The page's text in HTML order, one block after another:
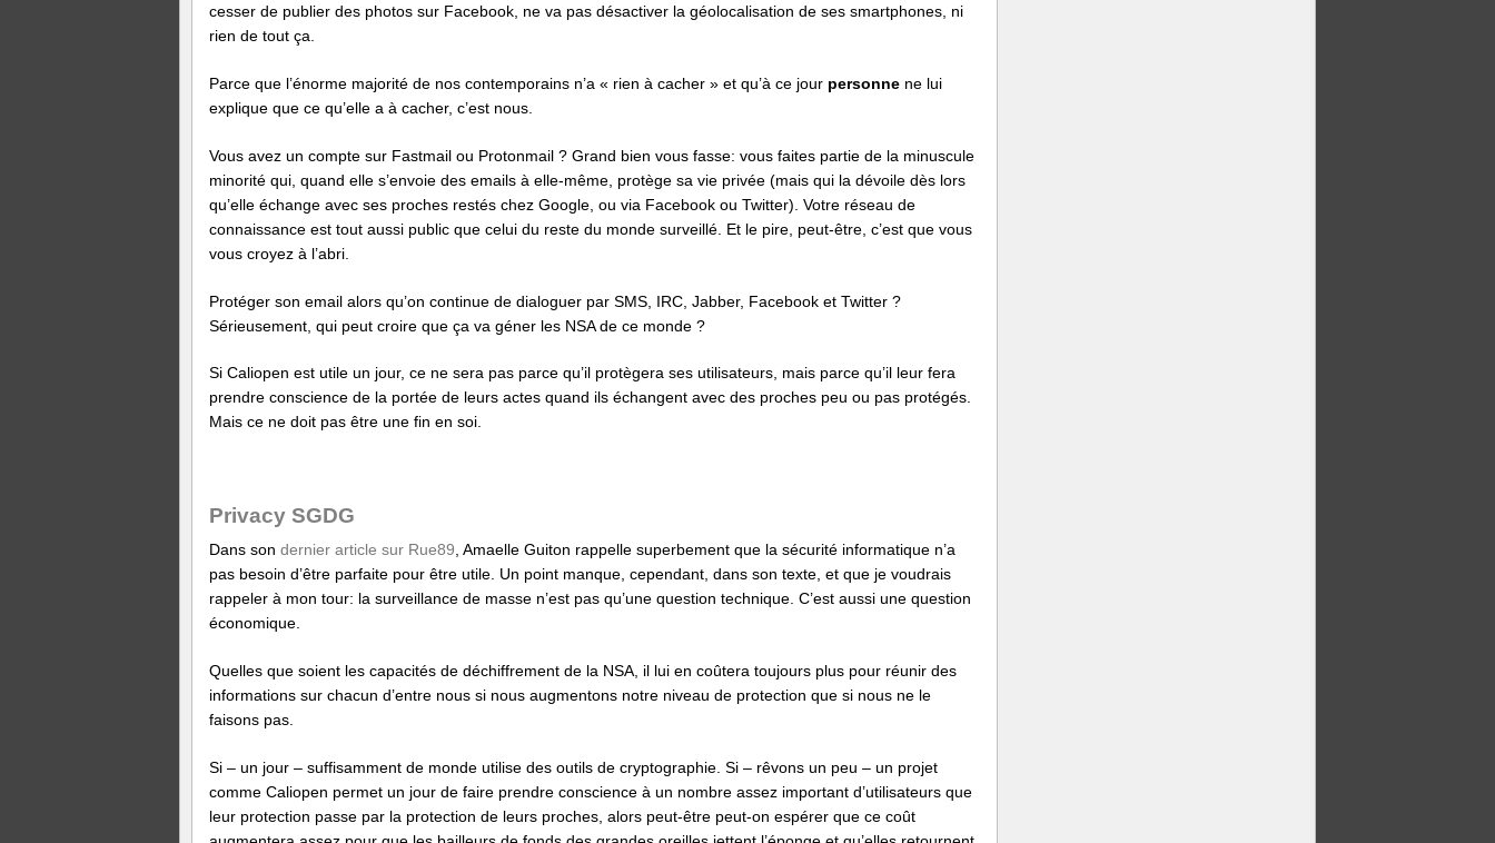
cesser de publier des photos sur Facebook, ne va pas désactiver la géolocalisation de ses smartphones, ni
rien de tout ça.
Parce que l’énorme majorité de nos contemporains n’a « rien à cacher » et qu’à ce jour personne ne lui
explique que ce qu’elle a à cacher, c’est nous.
Vous avez un compte sur Fastmail ou Protonmail ? Grand bien vous fasse: vous faites partie de la minuscule
minorité qui, quand elle s’envoie des emails à elle-même, protège sa vie privée (mais qui la dévoile dès lors
qu’elle échange avec ses proches restés chez Google, ou via Facebook ou Twitter). Votre réseau de
connaissance est tout aussi public que celui du reste du monde surveillé. Et le pire, peut-être, c’est que vous
vous croyez à l’abri.
Protéger son email alors qu’on continue de dialoguer par SMS, IRC, Jabber, Facebook et Twitter ?
Sérieusement, qui peut croire que ça va géner les NSA de ce monde ?
Si Caliopen est utile un jour, ce ne sera pas parce qu’il protègera ses utilisateurs, mais parce qu’il leur fera
prendre conscience de la portée de leurs actes quand ils échangent avec des proches peu ou pas protégés.
Mais ce ne doit pas être une fin en soi.
Privacy SGDG
Dans son dernier article sur Rue89, Amaelle Guiton rappelle superbement que la sécurité informatique n’a
pas besoin d’être parfaite pour être utile. Un point manque, cependant, dans son texte, et que je voudrais
rappeler à mon tour: la surveillance de masse n’est pas qu’une question technique. C’est aussi une question
économique.
Quelles que soient les capacités de déchiffrement de la NSA, il lui en coûtera toujours plus pour réunir des
informations sur chacun d’entre nous si nous augmentons notre niveau de protection que si nous ne le
faisons pas.
Si – un jour – suffisamment de monde utilise des outils de cryptographie. Si – rêvons un peu – un projet
comme Caliopen permet un jour de faire prendre conscience à un nombre assez important d’utilisateurs que
leur protection passe par la protection de leurs proches, alors peut-être peut-on espérer que ce coût